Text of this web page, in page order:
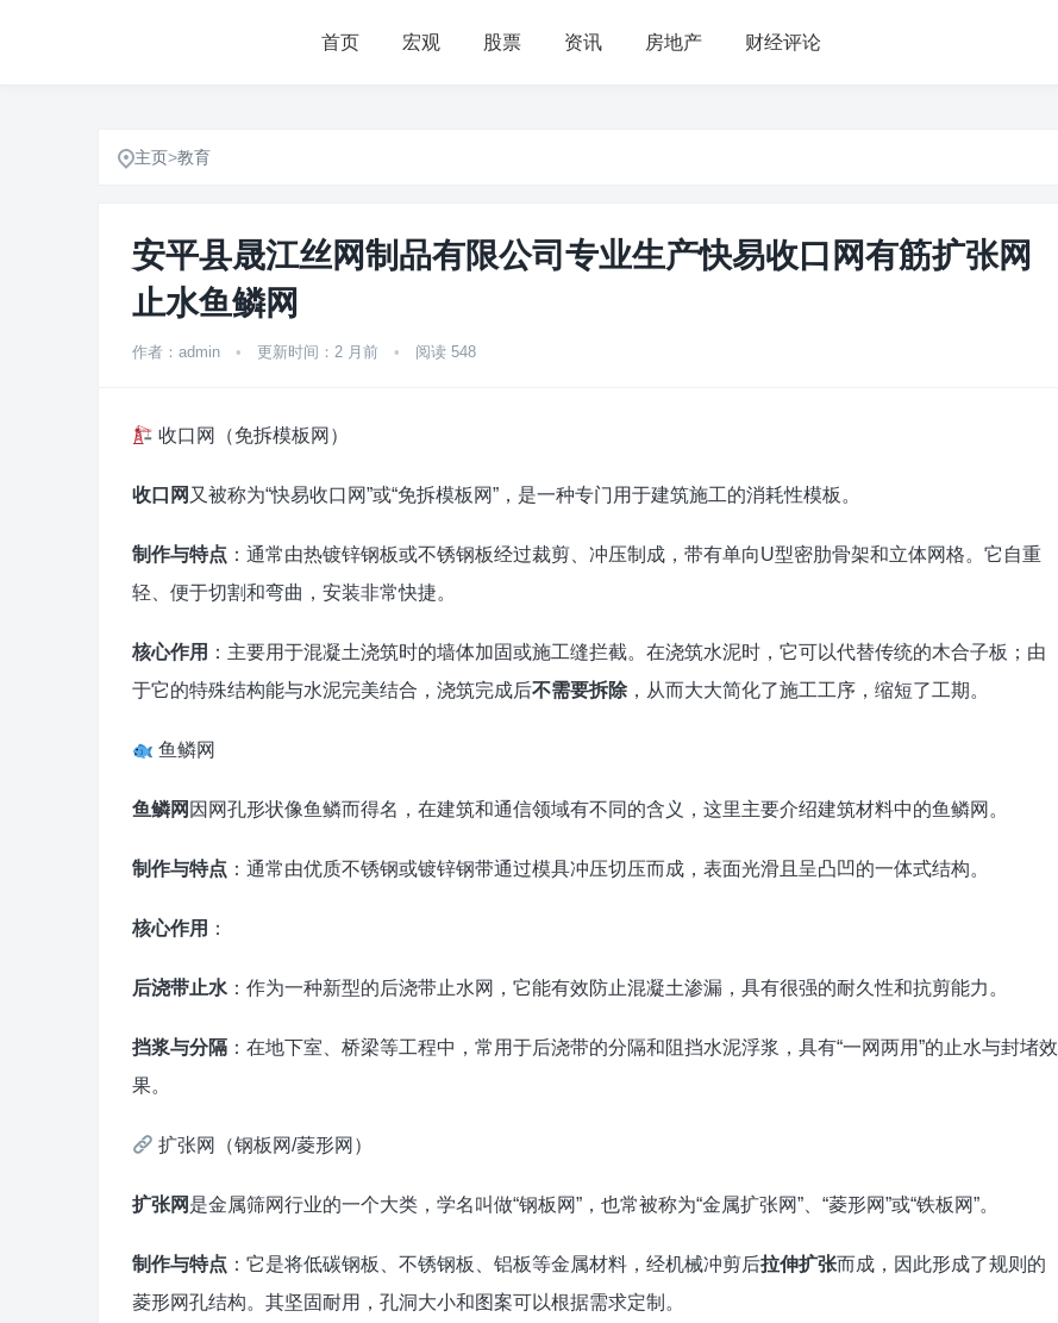
首页 宏观 股票 资讯 房地产 财经评论
主页>教育
安平县晟江丝网制品有限公司专业生产快易收口网有筋扩张网
止水鱼鳞网
作者：admin • 更新时间：2 月前 • 阅读 548
收口网（免拆模板网）
收口网 又被称为“快易收口网”或“免拆模板网”，是一种专门用于建筑施工的消耗性模板。
制作与特点 ：通常由热镀锌钢板或不锈钢板经过裁剪、冲压制成，带有单向U型密肋骨架和立体网格。它自重
轻、便于切割和弯曲，安装非常快捷。
核心作用 ：主要用于混凝土浇筑时的墙体加固或施工缝拦截。在浇筑水泥时，它可以代替传统的木合子板；由
于它的特殊结构能与水泥完美结合，浇筑完成后不需要拆除，从而大大简化了施工工序，缩短了工期。
鱼鳞网
鱼鳞网 因网孔形状像鱼鳞而得名，在建筑和通信领域有不同的含义，这里主要介绍建筑材料中的鱼鳞网。
制作与特点 ：通常由优质不锈钢或镀锌钢带通过模具冲压切压而成，表面光滑且呈凸凹的一体式结构。
核心作用 ：
后浇带止水 ：作为一种新型的后浇带止水网，它能有效防止混凝土渗漏，具有很强的耐久性和抗剪能力。
挡浆与分隔 ：在地下室、桥梁等工程中，常用于后浇带的分隔和阻挡水泥浮浆，具有“一网两用”的止水与封堵效
果。
扩张网（钢板网/菱形网）
扩张网 是金属筛网行业的一个大类，学名叫做“钢板网”，也常被称为“金属扩张网”、“菱形网”或“铁板网”。
制作与特点 ：它是将低碳钢板、不锈钢板、铝板等金属材料，经机械冲剪后拉伸扩张而成，因此形成了规则的
菱形网孔结构。其坚固耐用，孔洞大小和图案可以根据需求定制。